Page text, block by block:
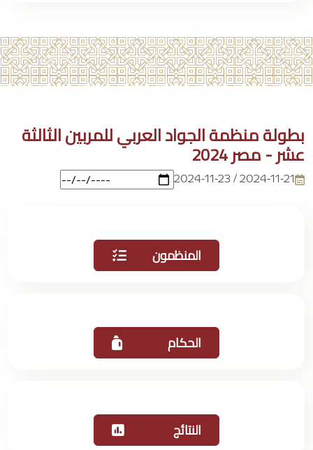
بطولة منظمة الجواد العربي للمربين الثالثة
عشر - مصر 2024
2024-11-21 / 2024-11-23
المنظمون
الحكام
النتائج